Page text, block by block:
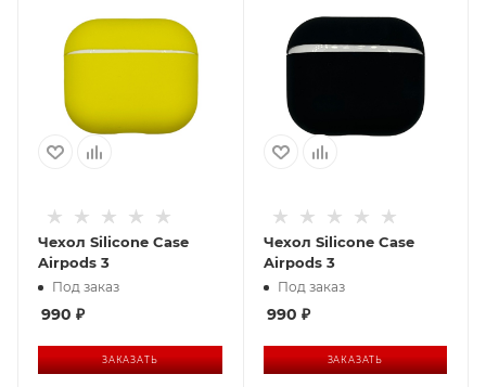
Чехол Silicone Case
Airpods 3
Под заказ
990 ₽
ЗАКАЗАТЬ
Чехол Silicone Case
Airpods 3
Под заказ
990 ₽
ЗАКАЗАТЬ